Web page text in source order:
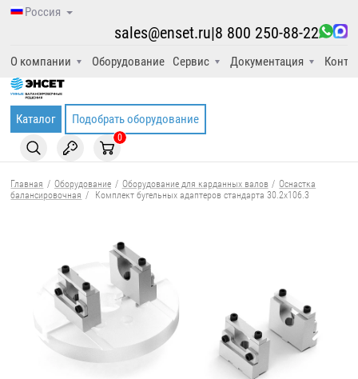
Россия
О компании Оборудование Сервис Документация
sales@enset.ru|8 800 250-88-22
Каталог Подобрать оборудование
0
Главная / Оборудование / Оборудование для карданных валов / Оснастка
балансировочная / Комплект бугельных адаптеров стандарта 30.2х106.3